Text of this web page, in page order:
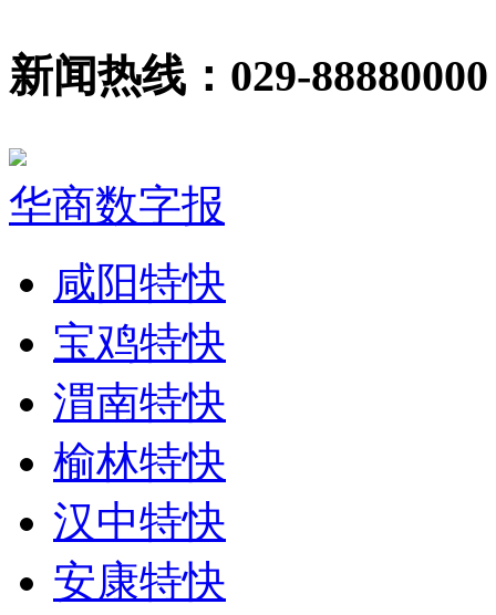
新闻热线：029-88880000
华商数字报
咸阳特快
宝鸡特快
渭南特快
榆林特快
汉中特快
安康特快